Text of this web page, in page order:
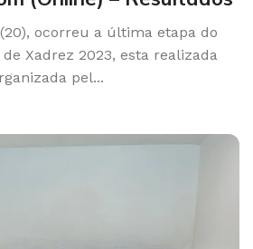
ocorreu a última etapa do
de Xadrez 2023, esta realizada
pel...